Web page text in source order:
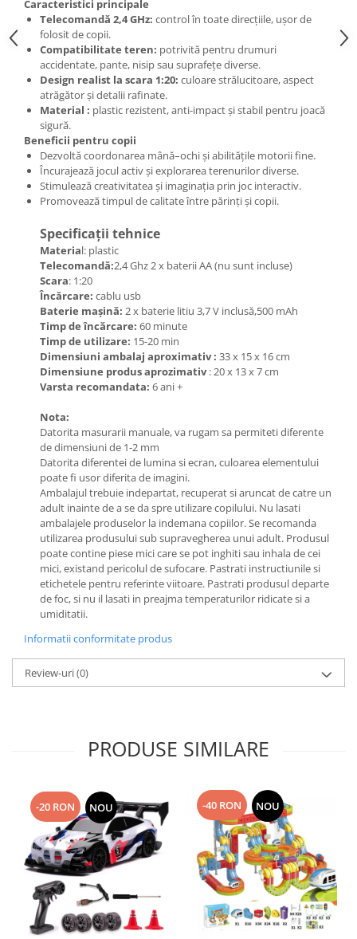
Caracteristici principale
Telecomandă 2,4 GHz: control în toate direcțiile, ușor de
folosit de copii.
Compatibilitate teren: potrivită pentru drumuri
accidentate, pante, nisip sau suprafețe diverse.
Design realist la scara 1:20: culoare strălucitoare, aspect
atrăgător și detalii rafinate.
Material : plastic rezistent, anti-impact și stabil pentru joacă
sigură.
Beneficii pentru copii
Dezvoltă coordonarea mână–ochi și abilitățile motorii fine.
Încurajează jocul activ și explorarea terenurilor diverse.
Stimulează creativitatea și imaginația prin joc interactiv.
Promovează timpul de calitate între părinți și copii.
Specificații tehnice
Material: plastic
Telecomandă:2,4 Ghz 2 x baterii AA (nu sunt incluse)
Scara: 1:20
Încărcare: cablu usb
Baterie mașină: 2 x baterie litiu 3,7 V inclusă,500 mAh
Timp de încărcare: 60 minute
Timp de utilizare: 15-20 min
Dimensiuni ambalaj aproximativ : 33 x 15 x 16 cm
Dimensiune produs aprozimativ: 20 x 13 x 7 cm
Varsta recomandata: 6 ani +
Nota:
Datorita masurarii manuale, va rugam sa permiteti diferente
de dimensiuni de 1-2 mm
Datorita diferentei de lumina si ecran, culoarea elementului
poate fi usor diferita de imagini.
Ambalajul trebuie indepartat, recuperat si aruncat de catre un
adult inainte de a se da spre utilizare copilului. Nu lasati
ambalajele produselor la indemana copiilor. Se recomanda
utilizarea produsului sub supravegherea unui adult. Produsul
poate contine piese mici care se pot inghiti sau inhala de cei
mici, existand pericolul de sufocare. Pastrati instructiunile si
etichetele pentru referinte viitoare. Pastrati produsul departe
de foc, si nu il lasati in preajma temperaturilor ridicate si a
umiditatii.
Informatii conformitate produs
Review-uri(0)
PRODUSE SIMILARE
-20 RON NOU -40 RON NOU